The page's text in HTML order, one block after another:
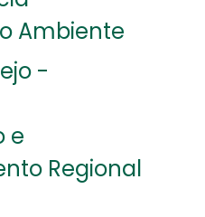
Ambiente
-
e
Regional